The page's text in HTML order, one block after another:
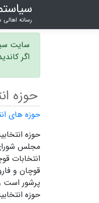
رسانه
سایت
اگر
حوزه
حوزه های
مجلس
انتخابات
قوچان و
پرشور است
حوزه